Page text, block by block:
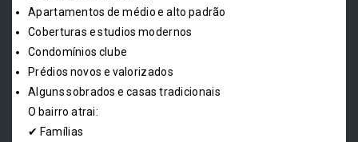
Apartamentos de médio e alto padrão
Coberturas e studios modernos
Condomínios clube
Prédios novos e valorizados
Alguns sobrados e casas tradicionais
O bairro atrai:
✔ Famílias